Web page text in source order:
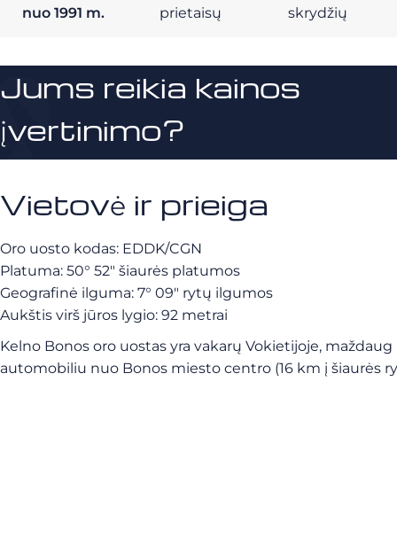
nuo 1991 m.
prietaisų
skrydžių
Jums reikia kainos
įvertinimo?
Vietovė ir prieiga
Oro uosto kodas: EDDK/CGN
Platuma: 50° 52″ šiaurės platumos
Geografinė ilguma: 7° 09″ rytų ilgumos
Aukštis virš jūros lygio: 92 metrai
Kelno Bonos oro uostas yra vakarų Vokietijoje,
automobiliu nuo Bonos miesto centro (16 km į šiaurės